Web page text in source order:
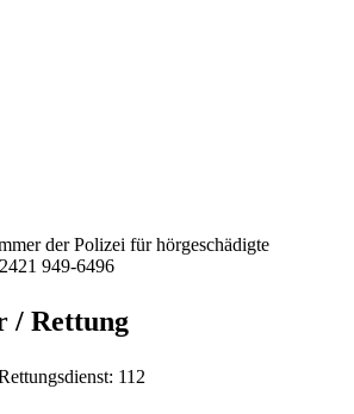
der Polizei für hörgeschädigte
949-6496
/ Rettung
112